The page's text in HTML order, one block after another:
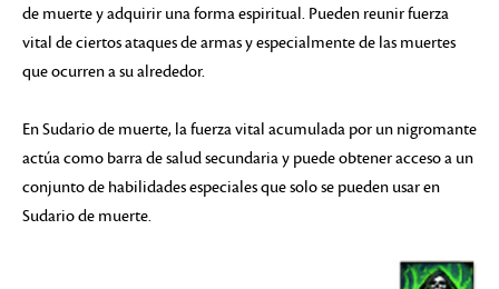
de muerte y adquirir una forma espiritual. Pueden reunir fuerza
vital de ciertos ataques de armas y especialmente de las muertes
que ocurren a su alrededor.
En Sudario de muerte, la fuerza vital acumulada por un nigromante
actúa como barra de salud secundaria y puede obtener acceso a un
conjunto de habilidades especiales que solo se pueden usar en
Sudario de muerte.